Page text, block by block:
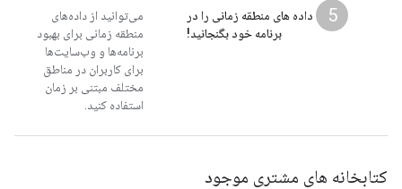
5
داده های منطقه زمانی را در
برنامه خود بگنجانید!
می‌توانید از داده‌های
منطقه زمانی برای بهبود
برنامه‌ها و وب‌سایت‌ها
برای کاربران در مناطق
مختلف مبتنی بر زمان
استفاده کنید.
کتابخانه های مشتری موجود